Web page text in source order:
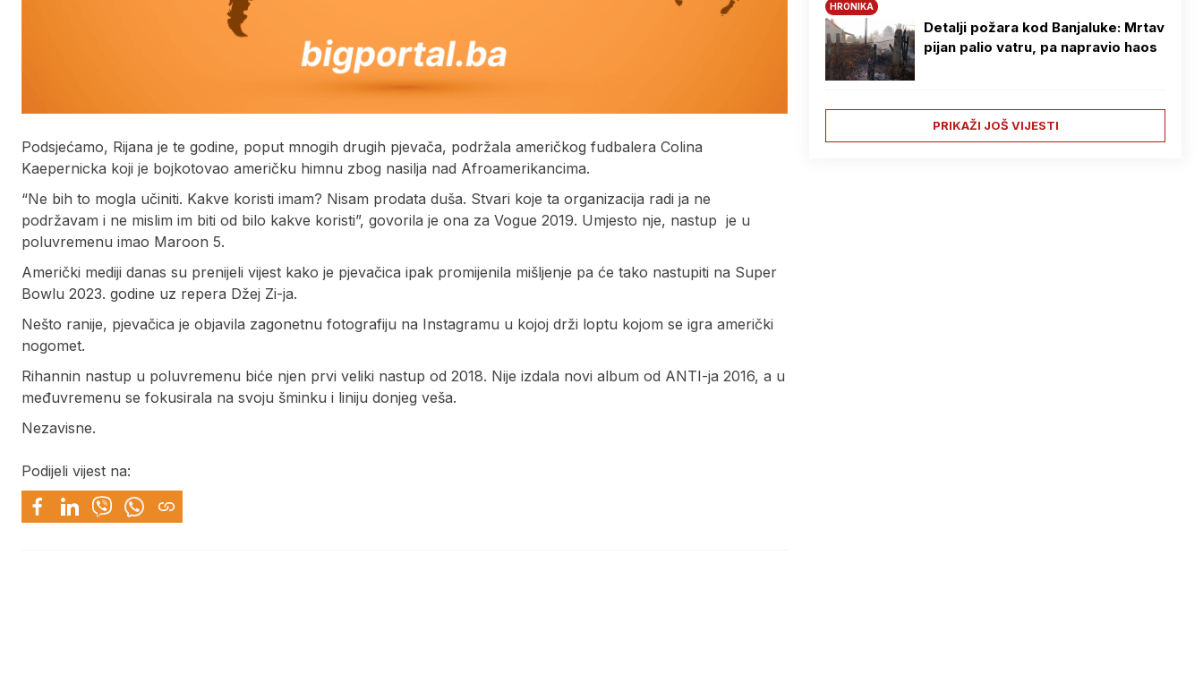
Podsjećamo, Rijana je te godine, poput mnogih drugih pjevača, podržala američkog fudbalera Colina
Kaepernicka koji je bojkotovao američku himnu zbog nasilja nad Afroamerikancima.
“Ne bih to mogla učiniti. Kakve koristi imam? Nisam prodata duša. Stvari koje ta organizacija radi ja ne
podržavam i ne mislim im biti od bilo kakve koristi”, govorila je ona za Vogue 2019. Umjesto nje, nastup je u
poluvremenu imao Maroon 5.
Američki mediji danas su prenijeli vijest kako je pjevačica ipak promijenila mišljenje pa će tako nastupiti na Super
Bowlu 2023. godine uz repera Džej Zi-ja.
Nešto ranije, pjevačica je objavila zagonetnu fotografiju na Instagramu u kojoj drži loptu kojom se igra američki
nogomet.
Rihannin nastup u poluvremenu biće njen prvi veliki nastup od 2018. Nije izdala novi album od ANTI-ja 2016, a u
međuvremenu se fokusirala na svoju šminku i liniju donjeg veša.
Nezavisne.
Podijeli vijest na:
HRONIKA
Detalji požara kod Banjaluke: Mrtav
pijan palio vatru, pa napravio haos
PRIKAŽI JOŠ VIJESTI